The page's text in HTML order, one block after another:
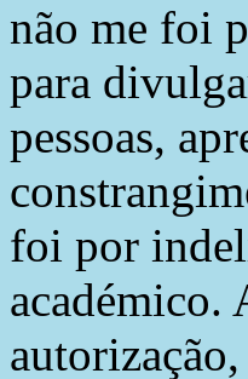
não me foi
para
pessoas,
foi por
académico.